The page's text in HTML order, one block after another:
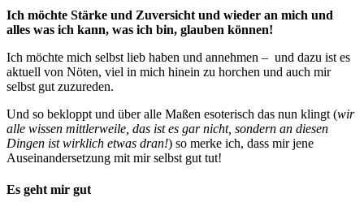
Ich möchte Stärke und Zuversicht und wieder an mich und
alles was ich kann, was ich bin, glauben können!
Ich möchte mich selbst lieb haben und annehmen – und dazu ist es
aktuell von Nöten, viel in mich hinein zu horchen und auch mir
selbst gut zuzureden.
Und so bekloppt und über alle Maßen esoterisch das nun klingt (wir
alle wissen mittlerweile, das ist es gar nicht, sondern an diesen
Dingen ist wirklich etwas dran!) so merke ich, dass mir jene
Auseinandersetzung mit mir selbst gut tut!
Es geht mir gut